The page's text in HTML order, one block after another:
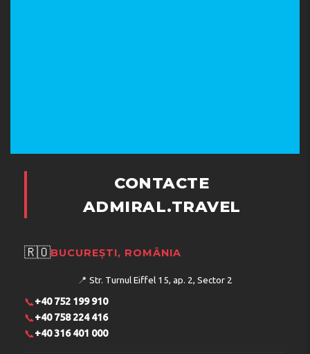
CONTACTE
ADMIRAL.TRAVEL
🇷🇴BUCUREȘTI, ROMÂNIA
📍 Str. Turnul Eiffel 15, ap. 2, Sector 2
📞+40 752 199 910
📞+40 758 224 416
📞+40 316 401 000